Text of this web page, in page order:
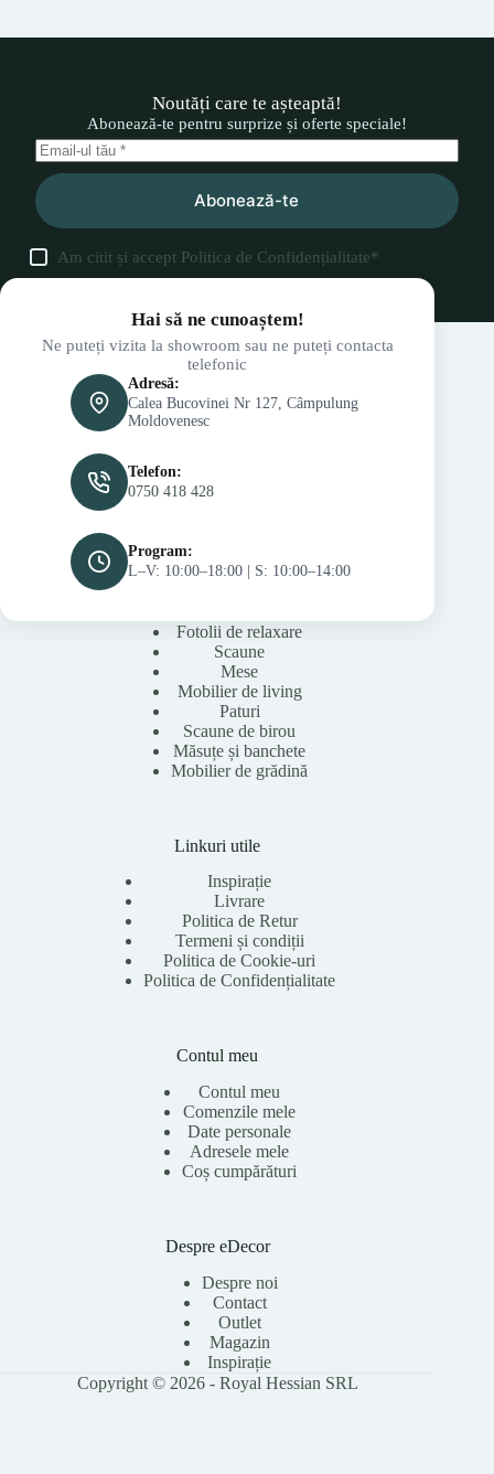
Noutăți care te așteaptă!
Abonează-te pentru surprize și oferte speciale!
Abonează-te
Am citit și accept Politica de Confidențialitate*
Hai să ne cunoaștem!
Ne puteți vizita la showroom sau ne puteți contacta
telefonic
Adresă:
Calea Bucovinei Nr 127, Câmpulung
Moldovenesc
Telefon:
0750 418 428
Program:
L–V: 10:00–18:00 | S: 10:00–14:00
Fotolii de relaxare
Scaune
Mese
Mobilier de living
Paturi
Scaune de birou
Măsuțe și banchete
Mobilier de grădină
Linkuri utile
Inspirație
Livrare
Politica de Retur
Termeni și condiții
Politica de Cookie-uri
Politica de Confidențialitate
Contul meu
Contul meu
Comenzile mele
Date personale
Adresele mele
Coș cumpărături
Despre eDecor
Despre noi
Contact
Outlet
Magazin
Inspirație
Copyright © 2026 - Royal Hessian SRL